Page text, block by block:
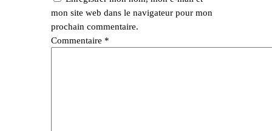
mon site web dans le navigateur pour mon
prochain commentaire.
Commentaire *